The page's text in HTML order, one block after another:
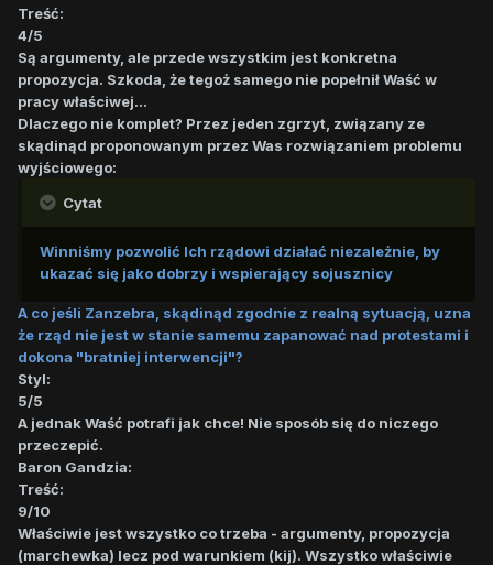
Treść:
4/5
Są argumenty, ale przede wszystkim jest konkretna
propozycja. Szkoda, że tegoż samego nie popełnił Waść w
pracy właściwej...
Dlaczego nie komplet? Przez jeden zgrzyt, związany ze
skądinąd proponowanym przez Was rozwiązaniem problemu
wyjściowego:
Cytat
Winniśmy pozwolić Ich rządowi działać niezależnie, by
ukazać się jako dobrzy i wspierający sojusznicy
A co jeśli Zanzebra, skądinąd zgodnie z realną sytuacją, uzna
że rząd nie jest w stanie samemu zapanować nad protestami i
dokona "bratniej interwencji"?
Styl:
5/5
A jednak Waść potrafi jak chce! Nie sposób się do niczego
przeczepić.
Baron Gandzia:
Treść:
9/10
Właściwie jest wszystko co trzeba - argumenty, propozycja
(marchewka) lecz pod warunkiem (kij). Wszystko właściwie